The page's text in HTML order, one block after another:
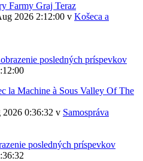
Farmy Graj Teraz
2026 2:12:00 v Košeca a
la Machine à Sous Valley Of The
0:36:32 v Samospráva